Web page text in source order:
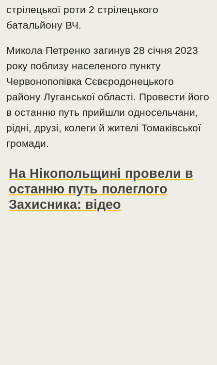
стрілецької роти 2 стрілецького
батальйону ВЧ.
Микола Петренко загинув 28 січня 2023
року поблизу населеного пункту
Червонопопівка Сєвєродонецького
району Луганської області. Провести його
в останню путь прийшли односельчани,
рідні, друзі, колеги й жителі Томаківської
громади.
На Нікопольщині провели в
останню путь полеглого
Захисника: відео